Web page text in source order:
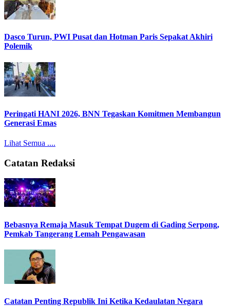
Dasco Turun, PWI Pusat dan Hotman Paris Sepakat Akhiri
Polemik
Peringati HANI 2026, BNN Tegaskan Komitmen Membangun
Generasi Emas
Lihat Semua ....
Catatan Redaksi
Bebasnya Remaja Masuk Tempat Dugem di Gading Serpong,
Pemkab Tangerang Lemah Pengawasan
Catatan Penting Republik Ini Ketika Kedaulatan Negara